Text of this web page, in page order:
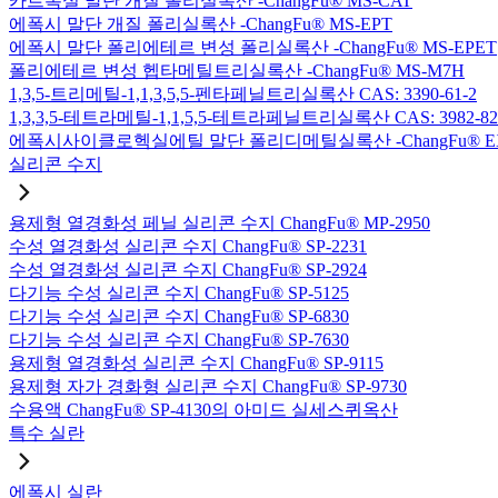
에폭시 말단 개질 폴리실록산 -ChangFu® MS-EPT
에폭시 말단 폴리에테르 변성 폴리실록산 -ChangFu® MS-EPET
폴리에테르 변성 헵타메틸트리실록산 -ChangFu® MS-M7H
1,3,5-트리메틸-1,1,3,5,5-펜타페닐트리실록산 CAS: 3390-61-2
1,3,3,5-테트라메틸-1,1,5,5-테트라페닐트리실록산 CAS: 3982-
에폭시사이클로헥실에틸 말단 폴리디메틸실록산 -ChangFu®
실리콘 수지
용제형 열경화성 페닐 실리콘 수지 ChangFu® MP-2950
수성 열경화성 실리콘 수지 ChangFu® SP-2231
수성 열경화성 실리콘 수지 ChangFu® SP-2924
다기능 수성 실리콘 수지 ChangFu® SP-5125
다기능 수성 실리콘 수지 ChangFu® SP-6830
다기능 수성 실리콘 수지 ChangFu® SP-7630
용제형 열경화성 실리콘 수지 ChangFu® SP-9115
용제형 자가 경화형 실리콘 수지 ChangFu® SP-9730
수용액 ChangFu® SP-4130의 아미드 실세스퀴옥산
특수 실란
에폭시 실란